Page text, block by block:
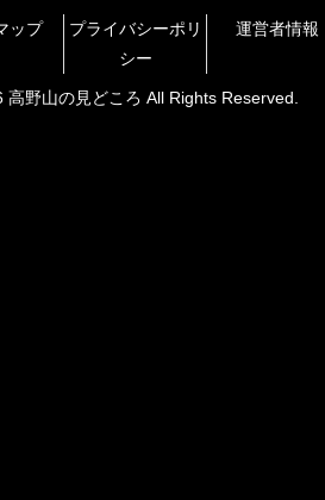
ップ
プライバシーポリ
シー
運営者情報
野山の見どころ All Rights Reserved.